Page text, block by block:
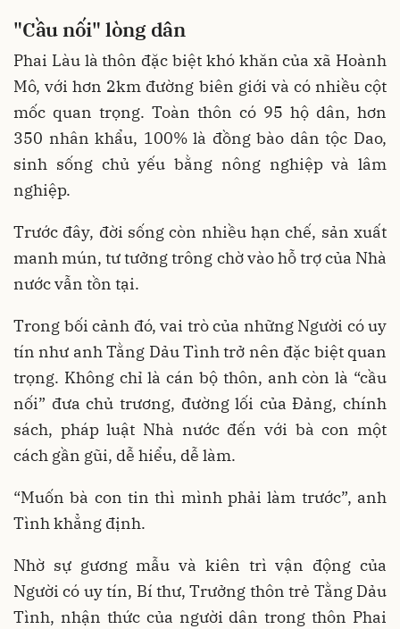
"Cầu nối" lòng dân
Phai Làu là thôn đặc biệt khó khăn của xã Hoành
Mô, với hơn 2km đường biên giới và có nhiều cột
mốc quan trọng. Toàn thôn có 95 hộ dân, hơn
350 nhân khẩu, 100% là đồng bào dân tộc Dao,
sinh sống chủ yếu bằng nông nghiệp và lâm
nghiệp.
Trước đây, đời sống còn nhiều hạn chế, sản xuất
manh mún, tư tưởng trông chờ vào hỗ trợ của Nhà
nước vẫn tồn tại.
Trong bối cảnh đó, vai trò của những Người có uy
tín như anh Tằng Dảu Tình trở nên đặc biệt quan
trọng. Không chỉ là cán bộ thôn, anh còn là “cầu
nối” đưa chủ trương, đường lối của Đảng, chính
sách, pháp luật Nhà nước đến với bà con một
cách gần gũi, dễ hiểu, dễ làm.
“Muốn bà con tin thì mình phải làm trước”, anh
Tình khẳng định.
Nhờ sự gương mẫu và kiên trì vận động của
Người có uy tín, Bí thư, Trưởng thôn trẻ Tằng Dảu
Tình, nhận thức của người dân trong thôn Phai